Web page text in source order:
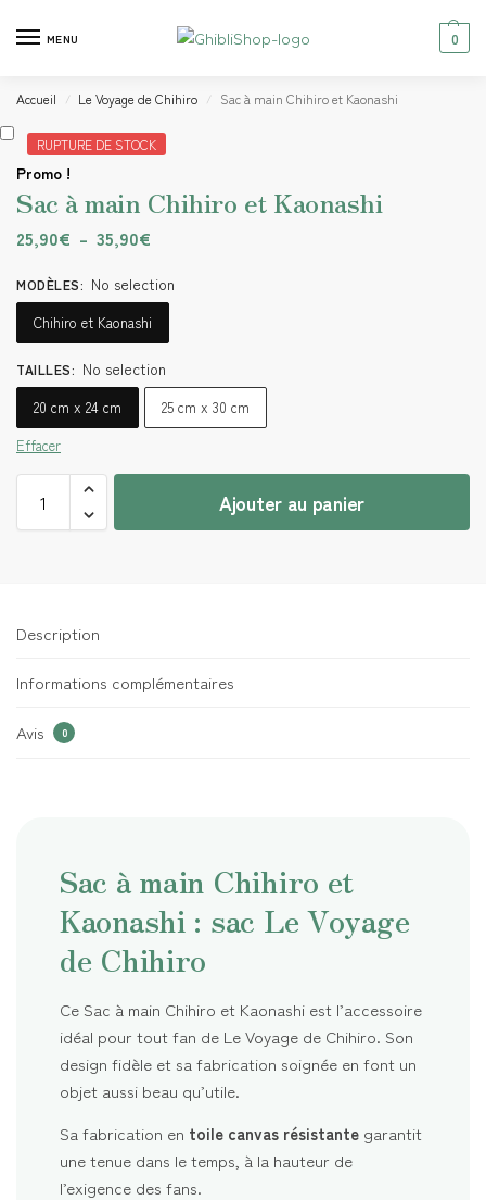
MENU 0
Accueil / Le Voyage de Chihiro / Sac à main Chihiro et Kaonashi
RUPTURE DE STOCK
Promo !
Sac à main Chihiro et Kaonashi
25,90€ – 35,90€
MODÈLES: No selection
Chihiro et Kaonashi
TAILLES: No selection
20 cm x 24 cm
25 cm x 30 cm
Effacer
Ajouter au panier
Description
Informations complémentaires
Avis 0
Sac à main Chihiro et
Kaonashi : sac Le Voyage
de Chihiro
Ce Sac à main Chihiro et Kaonashi est l’accessoire
idéal pour tout fan de Le Voyage de Chihiro. Son
design fidèle et sa fabrication soignée en font un
objet aussi beau qu’utile.
Sa fabrication en toile canvas résistante garantit
une tenue dans le temps, à la hauteur de
l’exigence des fans.